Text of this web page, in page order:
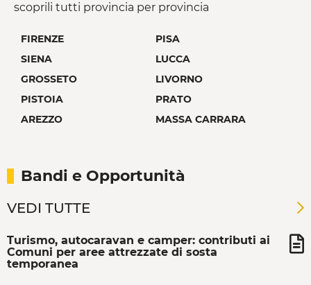
scoprili tutti provincia per provincia
FIRENZE
PISA
SIENA
LUCCA
GROSSETO
LIVORNO
PISTOIA
PRATO
AREZZO
MASSA CARRARA
Bandi e Opportunità
VEDI TUTTE
Turismo, autocaravan e camper: contributi ai
Comuni per aree attrezzate di sosta
temporanea